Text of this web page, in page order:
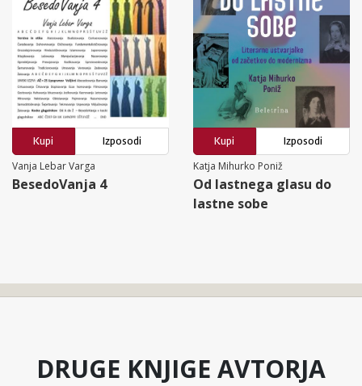
Kupi
Izposodi
Vanja Lebar Varga
BesedoVanja 4
Kupi
Izposodi
Katja Mihurko Poniž
Od lastnega glasu do
lastne sobe
DRUGE KNJIGE AVTORJA